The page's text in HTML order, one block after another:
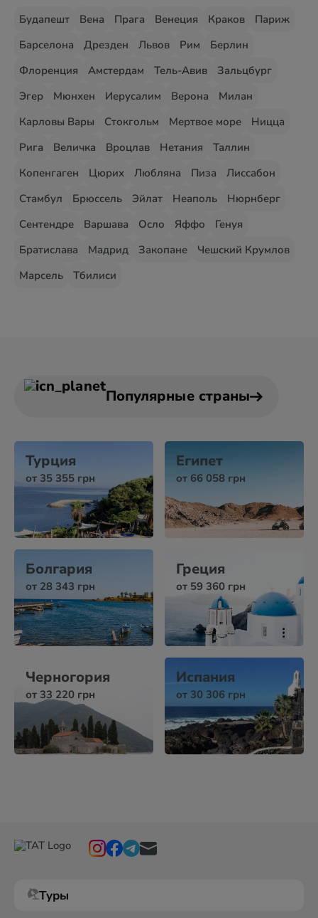
Будапешт Вена Прага Венеция Краков
Париж
Барселона
Дрезден Львов Рим
Берлин
Флоренция
Амстердам Тель-Авив
Зальцбург
Эгер
Мюнхен Иерусалим Верона
Милан
Карловы Вары
Стокгольм Мертвое море
Ницца
Рига
Величка Вроцлав Нетания
Таллин
Копенгаген
Цюрих Любляна Пиза
Лиссабон
Стамбул
Брюссель Эйлат Неаполь
Нюрнберг
Сентендре
Варшава Осло Яффо
Генуя
Братислава
Мадрид Закопане
Чешский Крумлов
Марсель
Тбилиси
Популярные страны
Турция
от 35 355 грн
Египет
от 66 058 грн
Болгария
от 28 343 грн
Греция
от 59 360 грн
Черногория
от 33 220 грн
Испания
от 30 306 грн
Туры